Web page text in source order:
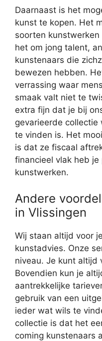
Daarnaast is het
kunst te kopen. Het
soorten
het om jong talent,
kunstenaars die
bewezen hebben.
verrassing waar
smaak valt niet te
extra fijn dat je bij
gevarieerde
te vinden is. Het
is dat ze fiscaal
financieel vlak heb
kunstwerken.
Andere
in Vlissingen
Wij staan altijd voor
kunstadvies. Onze
niveau. Je kunt altijd
Bovendien kun je
aantrekkelijke
gebruik van een
ieder wat wils te
collectie is dat het
coming kunstenaars